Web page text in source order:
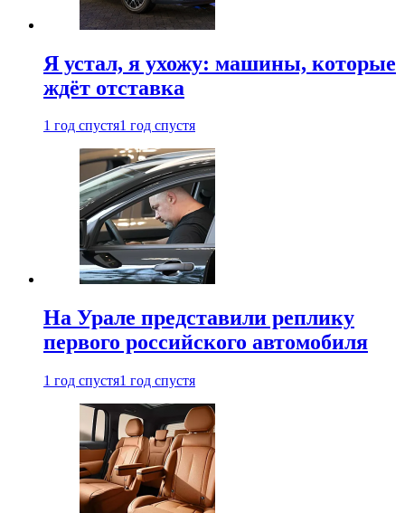
Я устал, я ухожу: машины, которые
ждёт отставка
1 год спустя1 год спустя
На Урале представили реплику
первого российского автомобиля
1 год спустя1 год спустя